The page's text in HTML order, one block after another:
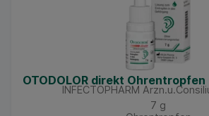
OTODOLOR direkt Ohrentropfen
INFECTOPHARM
7 g